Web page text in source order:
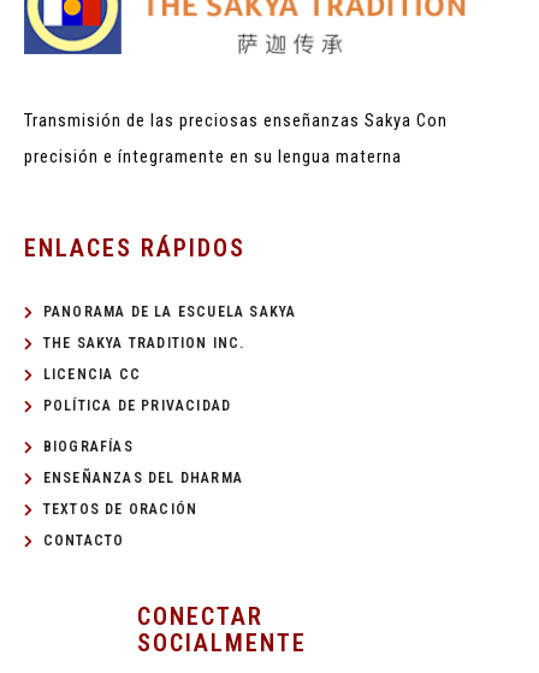
Transmisión de las preciosas enseñanzas Sakya Con
precisión e íntegramente en su lengua materna
ENLACES RÁPIDOS
PANORAMA DE LA ESCUELA SAKYA
THE SAKYA TRADITION INC.
LICENCIA CC
POLÍTICA DE PRIVACIDAD
BIOGRAFÍAS
ENSEÑANZAS DEL DHARMA
TEXTOS DE ORACIÓN
CONTACTO
CONECTAR
SOCIALMENTE